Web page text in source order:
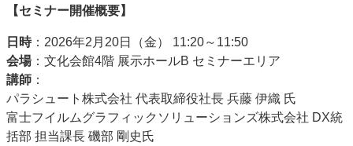
【セミナー開催概要】
日時：2026年2月20日（金） 11:20～11:50
会場：文化会館4階 展示ホールB セミナーエリア
講師 ：
パラシュート株式会社 代表取締役社長 兵藤 伊織 氏
富士フイルムグラフィックソリューションズ株式会社 DX統
括部 担当課長 磯部 剛史氏